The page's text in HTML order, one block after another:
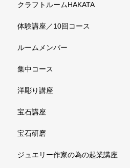
クラフトルームHAKATA
体験講座／10回コース
ルームメンバー
集中コース
洋彫り講座
宝石講座
宝石研磨
ジュエリー作家の為の起業講座